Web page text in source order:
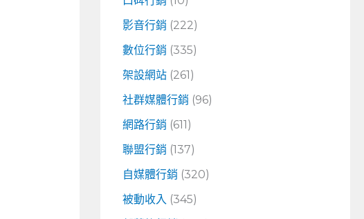
影音行銷 (222)
數位行銷 (335)
架設網站(261)
社群媒體行銷 (96)
網路行銷 (611)
聯盟行銷 (137)
自媒體行銷 (320)
被動收入 (345)